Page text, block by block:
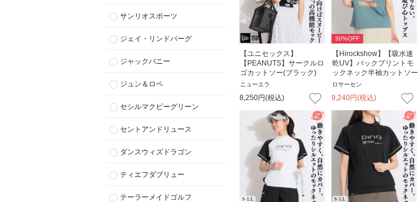
サンリオスポーツ
ジェイ・リンドバーグ
ジャックバニー
ジュン＆ロペ
セシルマクビーグリーン
セントアンドリュース
ダンスウィズドラゴン
ティエフダブリュー
テーラーメイドゴルフ
【ユニセックス】
【PEANUTS】サークルロ
ゴカットソー(ブラック)
ニューエラ
8,250円(税込)
30%OFF
【Hirockshow】【吸水速
乾UV】バックプリントモ
ックネック半袖カットソー
ロサーセン
9,240円(税込)